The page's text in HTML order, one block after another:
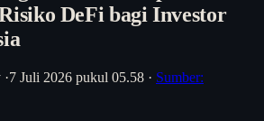
DeFi bagi Investor
·7 Juli 2026 pukul 05.58 · Sumber: